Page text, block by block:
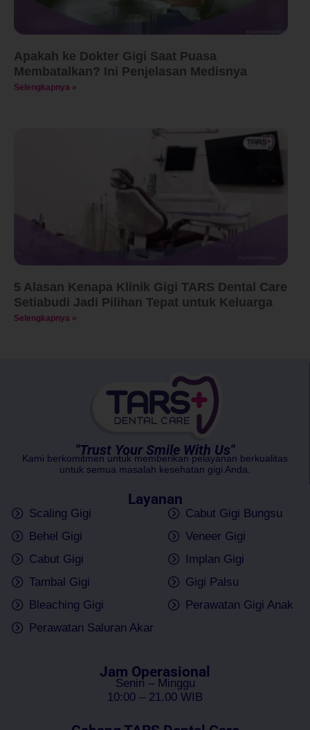
Apakah ke Dokter Gigi Saat Puasa
Membatalkan? Ini Penjelasan Medisnya
Selengkapnya »
5 Alasan Kenapa Klinik Gigi TARS Dental Care
Setiabudi Jadi Pilihan Tepat untuk Keluarga
Selengkapnya »
"Trust Your Smile With Us"
Kami berkomitmen untuk memberikan pelayanan berkualitas
untuk semua masalah kesehatan gigi Anda.
Layanan
Scaling Gigi
Behel Gigi
Cabut Gigi
Tambal Gigi
Bleaching Gigi
Perawatan Saluran Akar
Cabut Gigi Bungsu
Veneer Gigi
Implan Gigi
Gigi Palsu
Perawatan Gigi Anak
Jam Operasional
Senin – Minggu
10:00 – 21.00 WIB